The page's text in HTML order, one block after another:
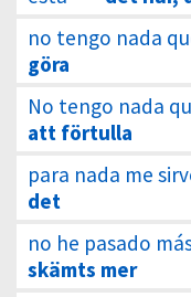
no tengo nada
göra
No tengo nada
att förtulla
para nada me
det
no he pasado
skämts mer